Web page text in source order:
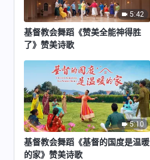
5:42
基督教会舞蹈《赞美全能神得胜
了》赞美诗歌
5:10
基督教会舞蹈《基督的国度是温暖
的家》赞美诗歌